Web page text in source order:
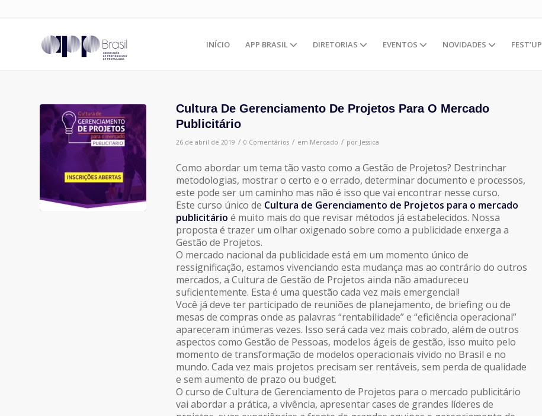
INÍCIO APP BRASIL DIRETORIAS EVENTOS NOVIDADES FEST’UP
Cultura De Gerenciamento De Projetos Para O Mercado
Publicitário
26 de abril de 2019 / 0 Comentários / em Mercado / por Jessica
Como abordar um tema tão vasto como a Gestão de Projetos? Destrinchar
metodologias, mostrar o certo e o errado, determinar documento e processos,
este pode ser um caminho mas não é isso que vai encontrar nesse curso.
Este curso único de Cultura de Gerenciamento de Projetos para o mercado
publicitário é muito mais do que revisar métodos já estabelecidos. Nossa
proposta é trazer um olhar oxigenado sobre como a publicidade enxerga a
Gestão de Projetos.
O mercado nacional da publicidade está em um momento único de
ressignificação, estamos vivenciando esta mudança mas ao contrário do outros
mercados, a Cultura de Gestão de Projetos ainda não amadureceu
suficientemente. Esta é uma questão cada vez mais emergencial!
Você já deve ter participado de reuniões de planejamento, de briefing ou de
mesas de compras onde as palavras “rentabilidade” e “eficiência operacional”
apareceram inúmeras vezes. Isso será cada vez mais cobrado, além de outros
aspectos como Gestão de Pessoas, modelos ágeis de gestão, isso muito pelo
momento de transformação de modelos operacionais vivido no Brasil e no
mundo. Cada vez mais projetos precisam ser rentáveis, sem perda de qualidade
e sem aumento de prazo ou budget.
O curso de Cultura de Gerenciamento de Projetos para o mercado publicitário
vai abordar a prática, a vivência, apresentar cases de grandes líderes de